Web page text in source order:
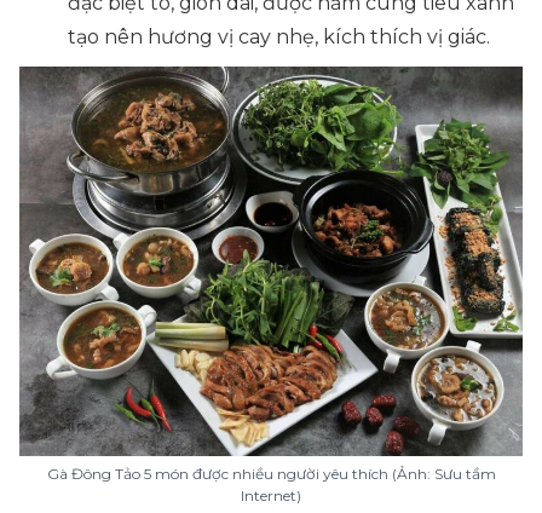
tạo nên hương vị cay nhẹ, kích thích vị giác.
Gà Đông Tảo 5 món được nhiều người yêu thích (Ảnh: Sưu tầm
Internet)